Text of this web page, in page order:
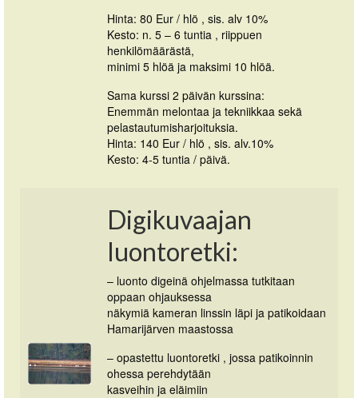
Hinta: 80 Eur / hlö , sis. alv 10%
Kesto: n. 5 – 6 tuntia , riippuen
henkilömäärästä,
minimi 5 hlöä ja maksimi 10 hlöä.
Sama kurssi 2 päivän kurssina:
Enemmän melontaa ja tekniikkaa sekä
pelastautumisharjoituksia.
Hinta: 140 Eur / hlö , sis. alv.10%
Kesto: 4-5 tuntia / päivä.
Digikuvaajan
luontoretki:
– luonto digeinä ohjelmassa tutkitaan
oppaan ohjauksessa
näkymiä kameran linssin läpi ja patikoidaan
Hamarijärven maastossa
– opastettu luontoretki , jossa patikoinnin
ohessa perehdytään
kasveihin ja eläimiin